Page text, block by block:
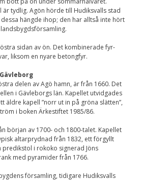
är tydlig. Agön hörde till Hudiksvalls stad
hängde ihop; den har alltså inte hört
sidan av ön. Det kombinerade fyr-
liksom en nyare betongfyr.
delen av Agö hamn, är från 1660. Det
i Gävleborgs län. Kapellet utvidgades
äldre kapell ”norr ut in på gröna slätten”,
i boken Ärkestiftet 1985/86.
början av 1700- och 1800-talet. Kapellet
altarprydnad från 1832, ett förgyllt
i rokoko signerad Jöns
med pyramider från 1766.
församling, tidigare Hudiksvalls